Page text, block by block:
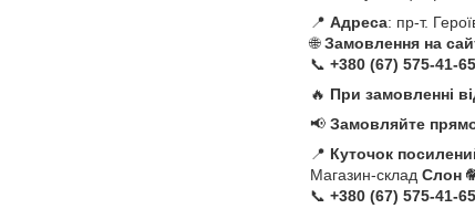
📍 Адреса: пр-т.
🌐Замовлення на
📞 +380 (67) 575-41-65
🔥 При замовленні
📢 Замовляйте
📍 Куточок
Магазин-склад Слон
📞 +380 (67) 575-41-65